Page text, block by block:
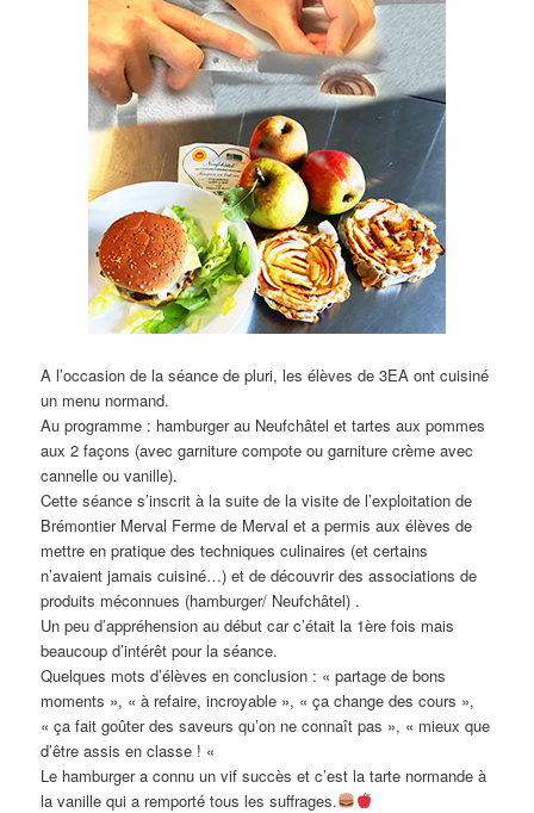
A l’occasion de la séance de pluri, les élèves de 3EA ont cuisiné
un menu normand.
Au programme : hamburger au Neufchâtel et tartes aux pommes
aux 2 façons (avec garniture compote ou garniture crème avec
cannelle ou vanille).
Cette séance s’inscrit à la suite de la visite de l’exploitation de
Brémontier Merval Ferme de Merval et a permis aux élèves de
mettre en pratique des techniques culinaires (et certains
n’avaient jamais cuisiné…) et de découvrir des associations de
produits méconnues (hamburger/ Neufchâtel) .
Un peu d’appréhension au début car c’était la 1ère fois mais
beaucoup d’intérêt pour la séance.
Quelques mots d’élèves en conclusion : « partage de bons
moments », « à refaire, incroyable », « ça change des cours »,
« ça fait goûter des saveurs qu’on ne connaît pas », « mieux que
d’être assis en classe ! «
Le hamburger a connu un vif succès et c’est la tarte normande à
la vanille qui a remporté tous les suffrages.